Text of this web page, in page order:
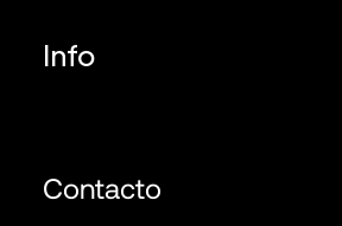
Info
Contacto